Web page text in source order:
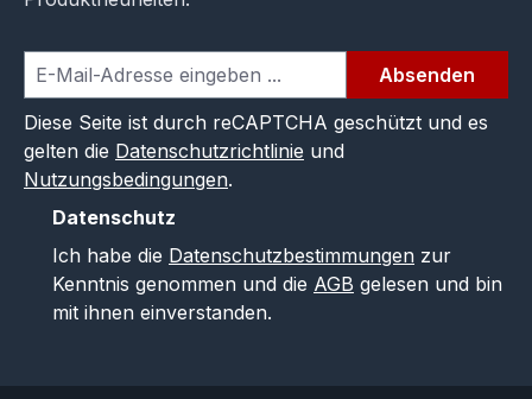
Absenden
Diese Seite ist durch reCAPTCHA geschützt und es
gelten die Datenschutzrichtlinie und
Nutzungsbedingungen.
Datenschutz
Ich habe die Datenschutzbestimmungen zur
Kenntnis genommen und die AGB gelesen und bin
mit ihnen einverstanden.